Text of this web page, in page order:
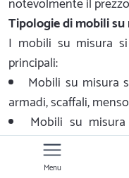
notevolmente il
Tipologie di mobili su
I mobili su misura
principali:
Mobili su misura
armadi, scaffali,
Mobili su
scrivanie, cucine, ecc.
Prezzo dei mobili su
Menu